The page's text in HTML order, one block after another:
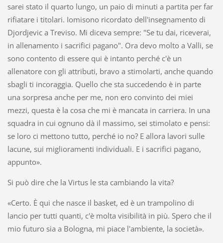
sarei stato il quarto lungo, un paio di minuti a partita per far
rifiatare i titolari. Iomisono ricordato dell'insegnamento di
Djordjevic a Treviso. Mi diceva sempre: "Se tu dai, riceverai,
in allenamento i sacrifici pagano". Ora devo molto a Valli, se
sono contento di essere qui è intanto perché c'è un
allenatore con gli attributi, bravo a stimolarti, anche quando
sbagli ti incoraggia. Quello che sta succedendo è in parte
una sorpresa anche per me, non ero convinto dei miei
mezzi, questa è la cosa che mi è mancata in carriera. In una
squadra in cui ognuno dà il massimo, sei stimolato e pensi:
se loro ci mettono tutto, perché io no? E allora lavori sulle
lacune, sui miglioramenti individuali. E i sacrifici pagano,
appunto».
Si può dire che la Virtus le sta cambiando la vita?
«Certo. È qui che nasce il basket, ed è un trampolino di
lancio per tutti quanti, c'è molta visibilità in più. Spero che il
mio futuro sia a Bologna, mi piace l'ambiente, la società».